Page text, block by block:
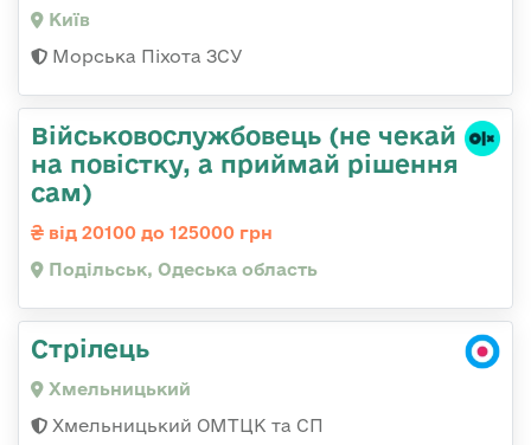
Київ
Морська Піхота ЗСУ
Військовослужбовець (не чекай
на повістку, а приймай рішення
сам)
від 20100 до 125000 грн
Подільськ, Одеська область
Стрілець
Хмельницький
Хмельницький ОМТЦК та СП